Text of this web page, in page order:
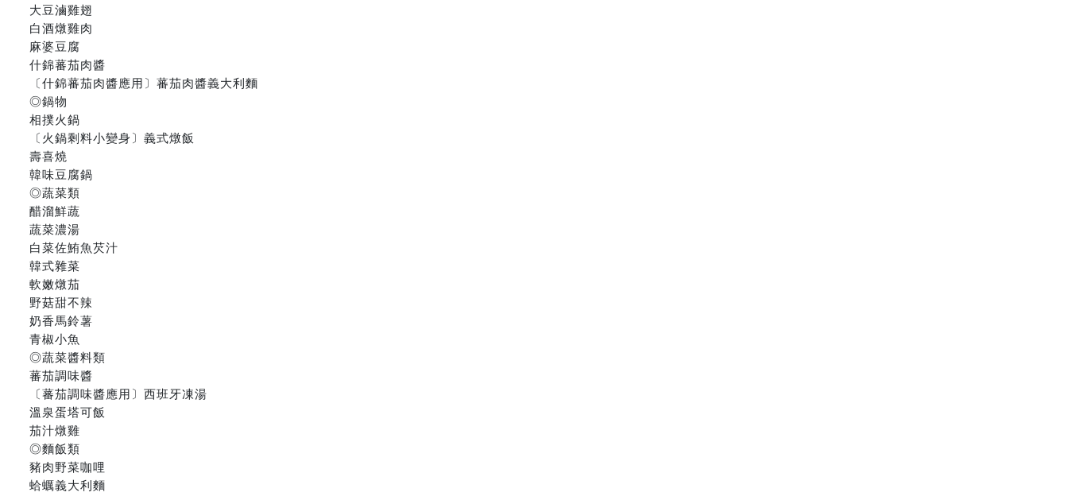
大豆滷雞翅
白酒燉雞肉
麻婆豆腐
什錦蕃茄肉醬
〔什錦蕃茄肉醬應用〕蕃茄肉醬義大利麵
◎鍋物
相撲火鍋
〔火鍋剩料小變身〕義式燉飯
壽喜燒
韓味豆腐鍋
◎蔬菜類
醋溜鮮蔬
蔬菜濃湯
白菜佐鮪魚芡汁
韓式雜菜
軟嫩燉茄
野菇甜不辣
奶香馬鈴薯
青椒小魚
◎蔬菜醬料類
蕃茄調味醬
〔蕃茄調味醬應用〕西班牙凍湯
溫泉蛋塔可飯
茄汁燉雞
◎麵飯類
豬肉野菜咖哩
蛤蠣義大利麵